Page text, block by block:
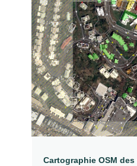
Cartographie OSM